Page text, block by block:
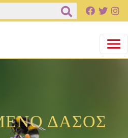
περιεχόμενο
ΔΑΣΟΣ